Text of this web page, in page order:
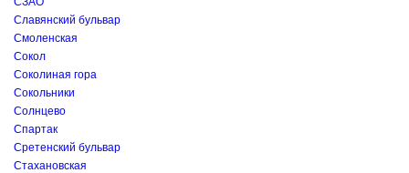
Славянский бульвар
Смоленская
Сокол
Соколиная гора
Сокольники
Солнцево
Спартак
Сретенский бульвар
Стахановская